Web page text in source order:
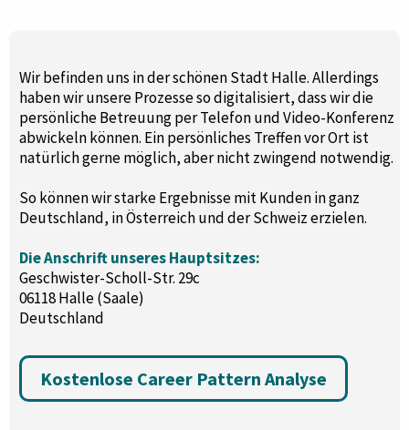
Wir befinden uns in der schönen Stadt Halle. Allerdings
haben wir unsere Prozesse so digitalisiert, dass wir die
persönliche Betreuung per Telefon und Video-Konferenz
abwickeln können. Ein persönliches Treffen vor Ort ist
natürlich gerne möglich, aber nicht zwingend notwendig.
So können wir starke Ergebnisse mit Kunden in ganz
Deutschland, in Österreich und der Schweiz erzielen.
Die Anschrift unseres Hauptsitzes:
Geschwister-Scholl-Str. 29c
06118 Halle (Saale)
Deutschland
Kostenlose Career Pattern Analyse